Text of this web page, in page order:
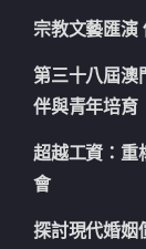
宗教文藝匯演
第三十八屆澳
伴與青年培育
超越工資：重
會
探討現代婚姻